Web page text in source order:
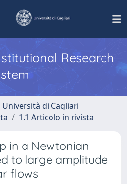
Research
Università di Cagliari
1.1 Articolo in rivista
in a Newtonian
to large amplitude
flows